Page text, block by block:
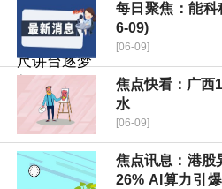
每日聚焦：能科
6-09)
[06-09]
焦点快看：广西
水
[06-09]
焦点讯息：港股
26% AI算力引